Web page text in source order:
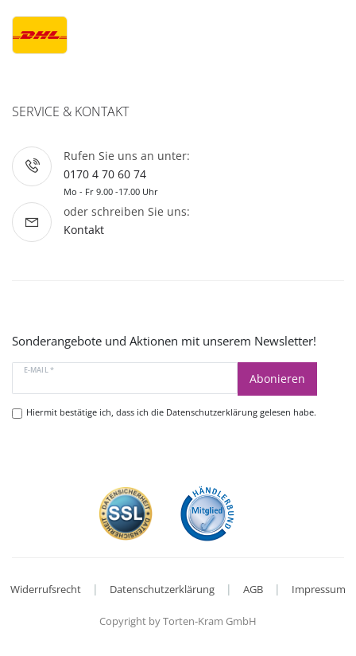
SERVICE & KONTAKT
Rufen Sie uns an unter:
0170 4 70 60 74
Mo - Fr 9.00 -17.00 Uhr
oder schreiben Sie uns:
Kontakt
Sonderangebote und Aktionen mit unserem Newsletter!
E-MAIL *
Abonieren
Hiermit bestätige ich, dass ich die Datenschutzerklärunggelesen habe.
Widerrufsrecht | Datenschutzerklärung | AGB | Impressum
Copyright by Torten-Kram GmbH